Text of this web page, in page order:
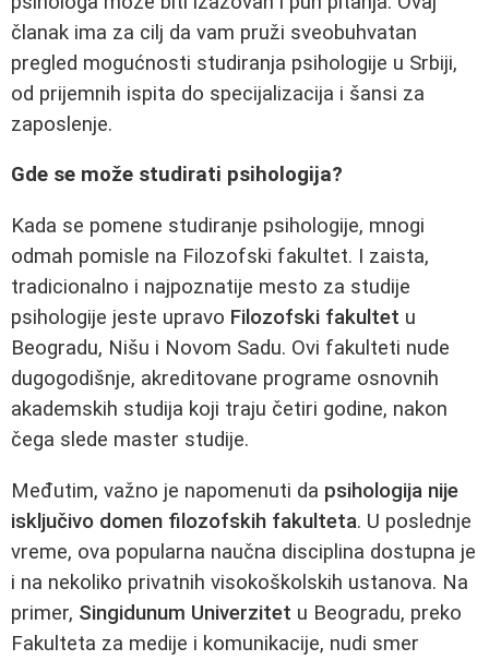
članak ima za cilj da vam pruži sveobuhvatan
pregled mogućnosti studiranja psihologije u Srbiji,
od prijemnih ispita do specijalizacija i šansi za
zaposlenje.
Gde se može studirati psihologija?
Kada se pomene studiranje psihologije, mnogi
odmah pomisle na Filozofski fakultet. I zaista,
tradicionalno i najpoznatije mesto za studije
psihologije jeste upravo Filozofski fakultet u
Beogradu, Nišu i Novom Sadu. Ovi fakulteti nude
dugogodišnje, akreditovane programe osnovnih
akademskih studija koji traju četiri godine, nakon
čega slede master studije.
Međutim, važno je napomenuti da psihologija nije
isključivo domen filozofskih fakulteta. U poslednje
vreme, ova popularna naučna disciplina dostupna je
i na nekoliko privatnih visokoškolskih ustanova. Na
primer, Singidunum Univerzitet u Beogradu, preko
Fakulteta za medije i komunikacije, nudi smer